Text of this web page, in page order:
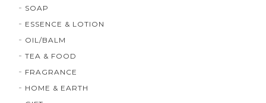
SOAP
ESSENCE & LOTION
OIL/BALM
TEA & FOOD
FRAGRANCE
HOME & EARTH